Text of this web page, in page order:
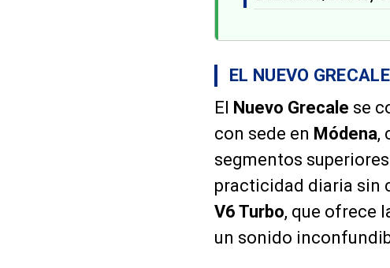
EL NUEVO GRECALE
El Nuevo Grecale se
con sede en Módena,
segmentos
practicidad diaria sin
V6 Turbo, que ofrece
un sonido